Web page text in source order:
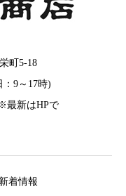
町5-18
9～17時)
最新はHPで
新着情報